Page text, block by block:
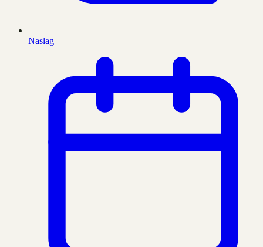
Naslag